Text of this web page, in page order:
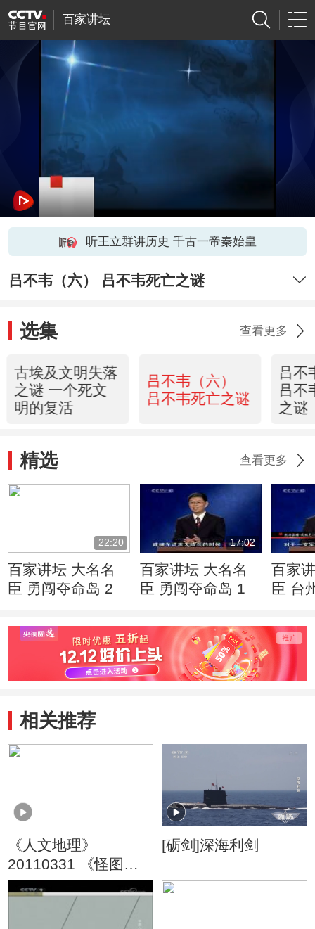
百家讲坛
听王立群讲历史 千古一帝秦始皇
吕不韦（六） 吕不韦死亡之谜
选集 查看更多
古埃及文明失落
之谜 一个死文
明的复活
吕不韦（六）
吕不韦死亡之谜
吕不
吕不
之谜
精选 查看更多
22:20
百家讲坛 大名名
臣 勇闯夺命岛 2
17:02
百家讲坛 大名名
臣 勇闯夺命岛 1
百家
臣 台
相关推荐
《人文地理》
20110331 《怪图》
（下）
[砺剑]深海利剑